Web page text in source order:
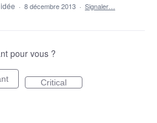
· 8 décembre 2013 · Signaler…
pour vous ?
Critical